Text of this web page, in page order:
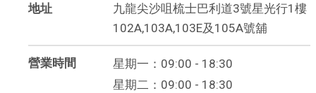
地址
九龍尖沙咀梳士巴利道3號星光行1樓
102A,103A,103E及105A號舖
營業時間
星期一：09:00 - 18:30
星期二：09:00 - 18:30